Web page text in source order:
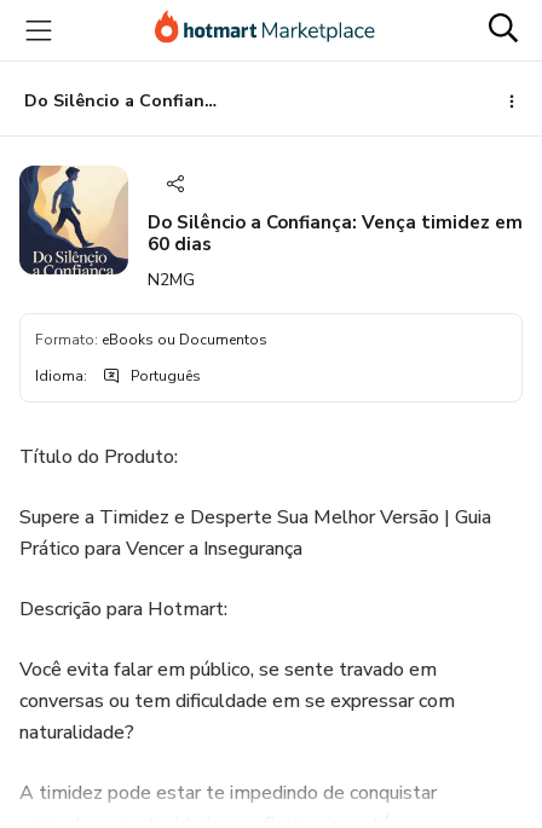
para
conteúdo
principal
para
pagamento
para
rodapé
Do Silêncio a Confiança: Vença timidez em 60 dias
Do Silêncio a Confiança: Vença timidez em
60 dias
N2MG
Formato: eBooks ou Documentos
Idioma: Português
Título do Produto:
Supere a Timidez e Desperte Sua Melhor Versão | Guia
Prático para Vencer a Insegurança
Descrição para Hotmart:
Você evita falar em público, se sente travado em
conversas ou tem dificuldade em se expressar com
naturalidade?
A timidez pode estar te impedindo de conquistar